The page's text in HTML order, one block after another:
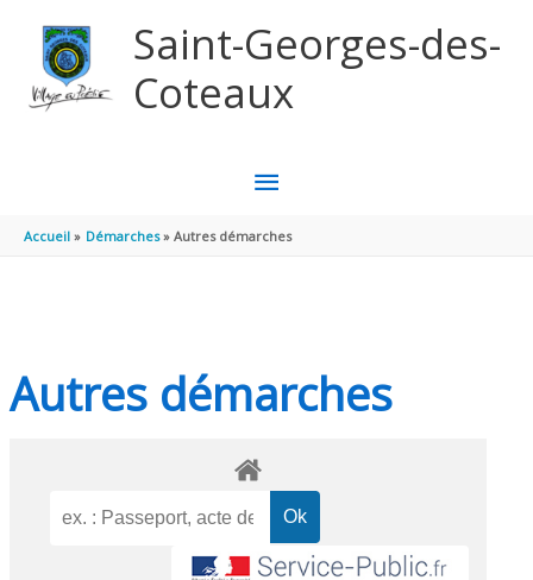
Saint-Georges-des-
Coteaux
MENU
PRINCIPAL
Accueil Démarches Autres démarches
Autres démarches